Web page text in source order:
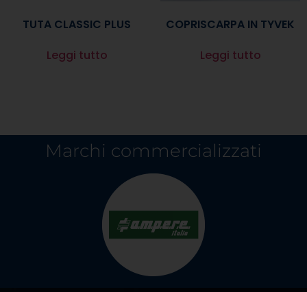
TUTA CLASSIC PLUS
Leggi tutto
COPRISCARPA IN TYVEK
Leggi tutto
Marchi commercializzati